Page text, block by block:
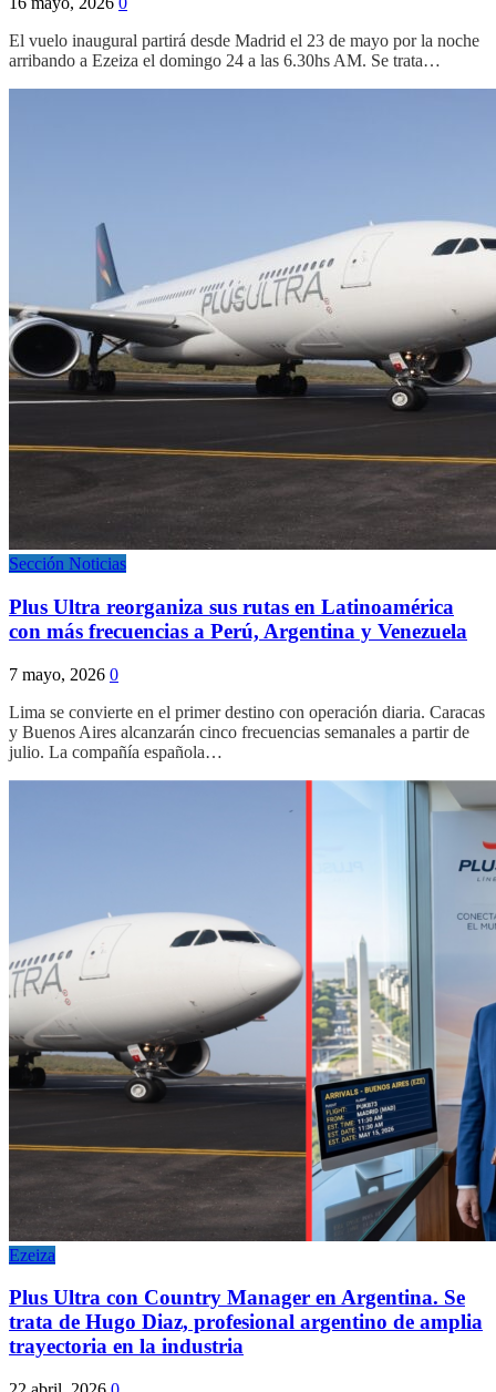
El vuelo inaugural partirá desde Madrid el 23 de mayo por la noche
arribando a Ezeiza el domingo 24 a las 6.30hs AM. Se trata…
Sección Noticias
Plus Ultra reorganiza sus rutas en Latinoamérica
con más frecuencias a Perú, Argentina y Venezuela
7 mayo, 2026 0
Lima se convierte en el primer destino con operación diaria. Caracas
y Buenos Aires alcanzarán cinco frecuencias semanales a partir de
julio. La compañía española…
Ezeiza
Plus Ultra con Country Manager en Argentina. Se
trata de Hugo Diaz, profesional argentino de amplia
trayectoria en la industria